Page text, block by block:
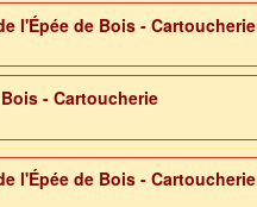
l'Épée de Bois - Cartoucherie
- Cartoucherie
l'Épée de Bois - Cartoucherie